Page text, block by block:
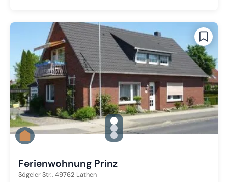
gallery.slide_selector
Zu Slide 1 wechseln
Zu Slide 2 wechseln
Zu Slide 3 wechseln
Ferienwohnung Prinz
Sögeler Str., 49762 Lathen